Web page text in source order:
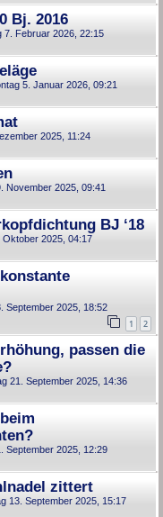
Bj. 2016
7. Februar 2026, 22:15
5. Januar 2026, 09:21
2025, 11:24
November 2025, 09:41
BJ ‘18
Oktober 2025, 04:17
September 2025, 18:52
1 2
passen die
21. September 2025, 14:36
September 2025, 12:29
zittert
13. September 2025, 15:17